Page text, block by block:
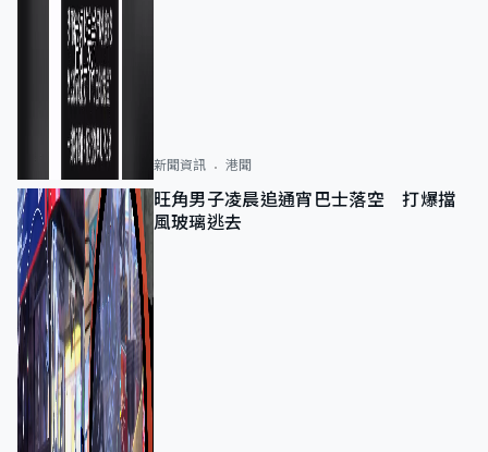
新聞資訊 港聞
旺角男子凌晨追通宵巴士落空 打爆擋
風玻璃逃去